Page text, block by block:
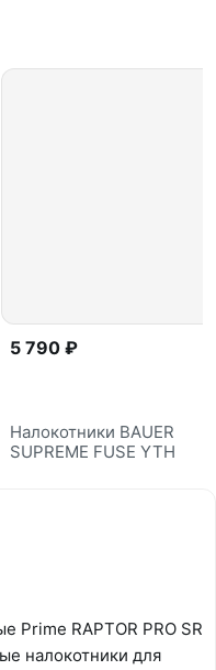
5 790 ₽
Налокотники BAUER
SUPREME FUSE YTH
Prime RAPTOR PRO SR
налокотники для